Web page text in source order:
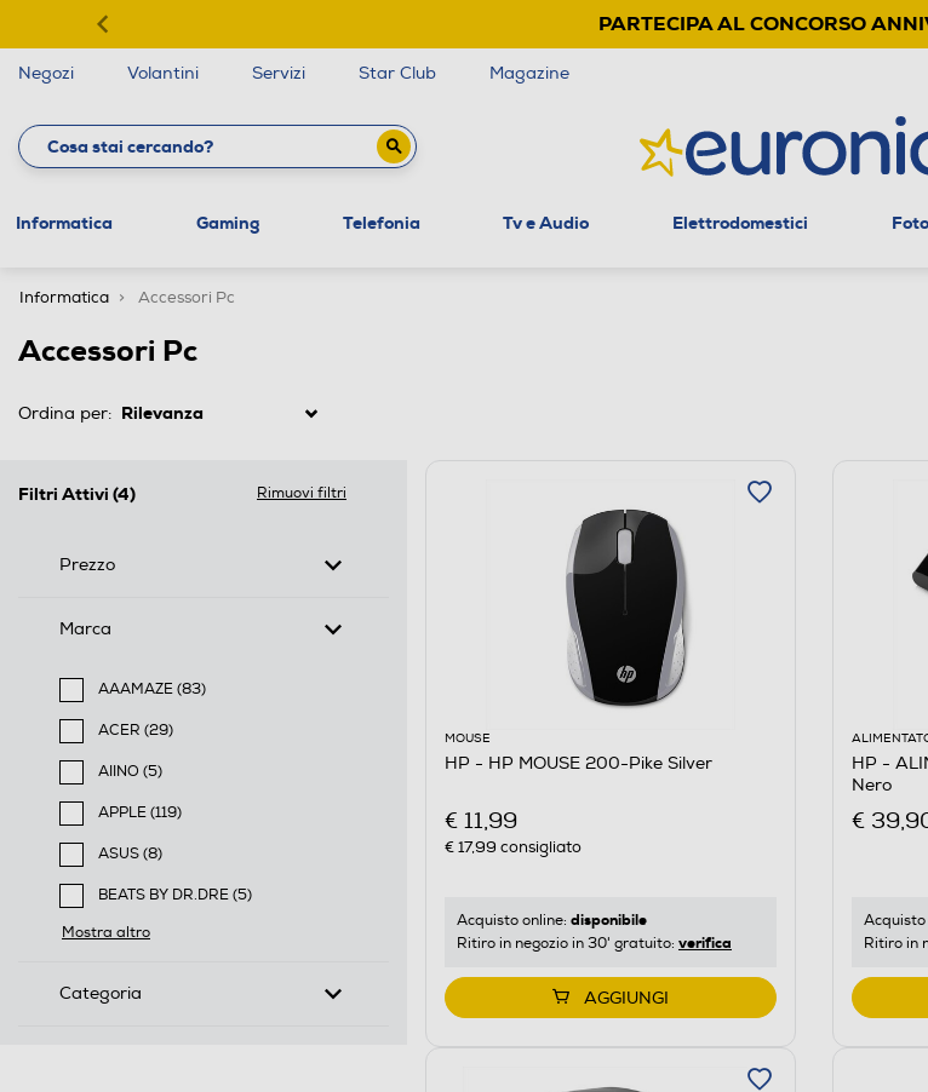
PARTECIPA AL CONCORSO
Negozi Volantini Servizi Star Club Magazine
Informatica Gaming Telefonia Tv e Audio Elettrodomestici
Informatica Accessori Pc
Accessori Pc
Ordina per:
Filtri Attivi (4) Rimuovi filtri
Prezzo
Marca
AAAMAZE (83)
Filtra per Marca: AAAMAZE
ACER (29)
Filtra per Marca: ACER
AIINO (5)
Filtra per Marca: AIINO
APPLE (119)
Filtra per Marca: APPLE
ASUS (8)
Filtra per Marca: ASUS
BEATS BY DR.DRE (5)
Filtra per Marca: BEATS BY DR.DRE
Mostra altro
Categoria
MOUSE
HP - HP MOUSE 200-Pike Silver
€ 11,99
€ 17,99 consigliato
Acquisto online: disponibile
Ritiro in negozio in 30' gratuito: verifica
AGGIUNGI
HP -
Nero
€
Acquisto
Ritiro in